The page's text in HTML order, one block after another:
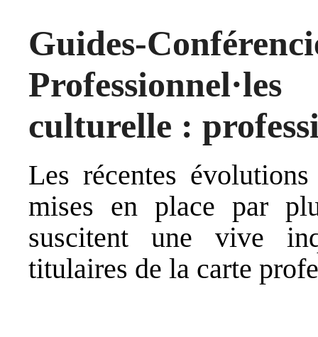
Guides-
culturelle :
Les récentes
mises en place par
suscitent une vive
titulaires de la carte